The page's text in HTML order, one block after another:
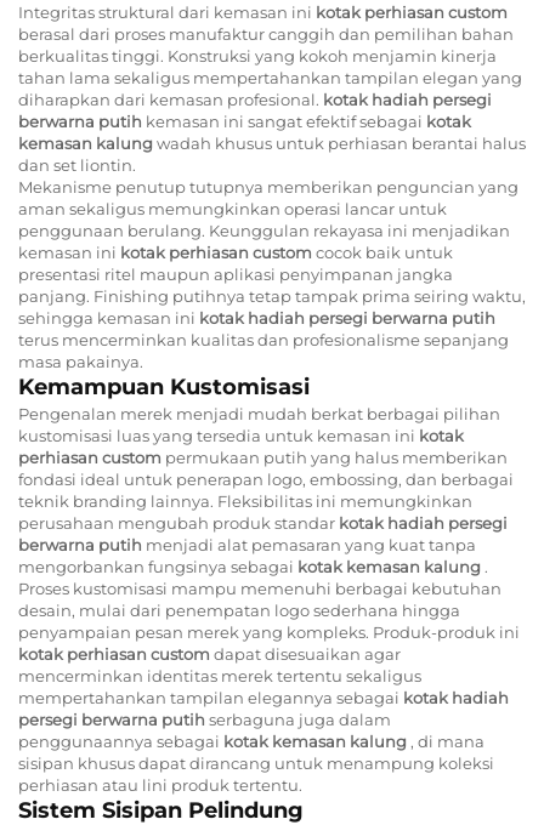
Integritas struktural dari kemasan ini kotak perhiasan custom
berasal dari proses manufaktur canggih dan pemilihan bahan
berkualitas tinggi. Konstruksi yang kokoh menjamin kinerja
tahan lama sekaligus mempertahankan tampilan elegan yang
diharapkan dari kemasan profesional. kotak hadiah persegi
berwarna putih kemasan ini sangat efektif sebagai kotak
kemasan kalungwadah khusus untuk perhiasan berantai halus
dan set liontin.
Mekanisme penutup tutupnya memberikan penguncian yang
aman sekaligus memungkinkan operasi lancar untuk
penggunaan berulang. Keunggulan rekayasa ini menjadikan
kemasan ini kotak perhiasan custom cocok baik untuk
presentasi ritel maupun aplikasi penyimpanan jangka
panjang. Finishing putihnya tetap tampak prima seiring waktu,
sehingga kemasan ini kotak hadiah persegi berwarna putih
terus mencerminkan kualitas dan profesionalisme sepanjang
masa pakainya.
Kemampuan Kustomisasi
Pengenalan merek menjadi mudah berkat berbagai pilihan
kustomisasi luas yang tersedia untuk kemasan ini kotak
perhiasan custom permukaan putih yang halus memberikan
fondasi ideal untuk penerapan logo, embossing, dan berbagai
teknik branding lainnya. Fleksibilitas ini memungkinkan
perusahaan mengubah produk standar kotak hadiah persegi
berwarna putih menjadi alat pemasaran yang kuat tanpa
mengorbankan fungsinya sebagai kotak kemasan kalung .
Proses kustomisasi mampu memenuhi berbagai kebutuhan
desain, mulai dari penempatan logo sederhana hingga
penyampaian pesan merek yang kompleks. Produk-produk ini
kotak perhiasan custom dapat disesuaikan agar
mencerminkan identitas merek tertentu sekaligus
mempertahankan tampilan elegannya sebagai kotak hadiah
persegi berwarna putih serbaguna juga dalam
penggunaannya sebagai kotak kemasan kalung , di mana
sisipan khusus dapat dirancang untuk menampung koleksi
perhiasan atau lini produk tertentu.
Sistem Sisipan Pelindung